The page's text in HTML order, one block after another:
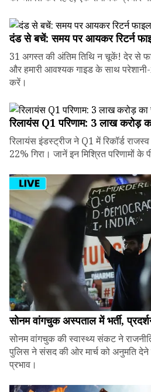
दंड से बचें: समय पर आयकर रिटर्न
31 अगस्त की अंतिम तिथि न चूकें! देर से
और हमारी आवश्यक गाइड के साथ
करें।
रिलायंस Q1 परिणाम: ₹3 लाख करोड़
रिलायंस इंडस्ट्रीज ने Q1 में रिकॉर्ड
22% गिरा। जानें इन मिश्रित परिणामों के
सोनम वांगचुक अस्पताल में भर्ती,
सोनम वांगचुक की स्वास्थ्य संकट ने
पुलिस ने संसद की ओर मार्च को अनुमति
प्रभाव।